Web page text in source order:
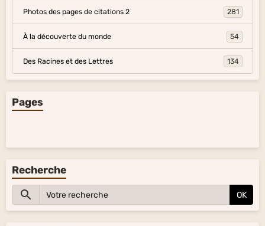
Photos des pages de citations 2 281
À la découverte du monde 54
Des Racines et des Lettres 134
Pages
Recherche
OK